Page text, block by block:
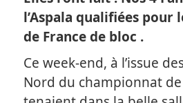
l’Aspala qualifiées pour
de France de bloc .
Ce week-end, à l’issue
Nord du championnat